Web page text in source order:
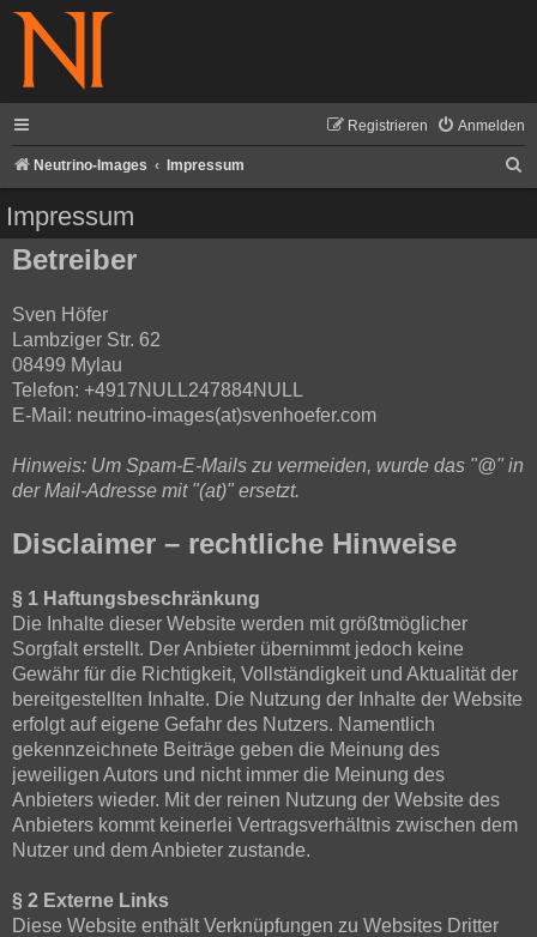
Anmelden
Registrieren
Neutrino-Images Impressum
Impressum
Betreiber
Sven Höfer
Lambziger Str. 62
08499 Mylau
Telefon: +4917NULL247884NULL
E-Mail: neutrino-images(at)svenhoefer.com
Hinweis: Um Spam-E-Mails zu vermeiden, wurde das "@" in
der Mail-Adresse mit "(at)" ersetzt.
Disclaimer – rechtliche Hinweise
§ 1 Haftungsbeschränkung
Die Inhalte dieser Website werden mit größtmöglicher
Sorgfalt erstellt. Der Anbieter übernimmt jedoch keine
Gewähr für die Richtigkeit, Vollständigkeit und Aktualität der
bereitgestellten Inhalte. Die Nutzung der Inhalte der Website
erfolgt auf eigene Gefahr des Nutzers. Namentlich
gekennzeichnete Beiträge geben die Meinung des
jeweiligen Autors und nicht immer die Meinung des
Anbieters wieder. Mit der reinen Nutzung der Website des
Anbieters kommt keinerlei Vertragsverhältnis zwischen dem
Nutzer und dem Anbieter zustande.
§ 2 Externe Links
Diese Website enthält Verknüpfungen zu Websites Dritter